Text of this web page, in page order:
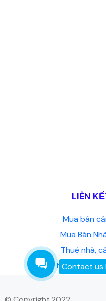
LIÊN
Mua bán
Mua Bán
Thuê nhà,
Người nước
Contact us